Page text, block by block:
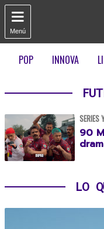

Menú
POP INNOVA
SERIES
90
LO